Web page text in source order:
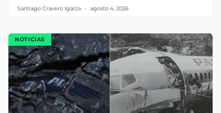
Santiago Cravero Igarza agosto 4, 2026
NOTICIAS